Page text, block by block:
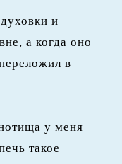
и
а когда оно
в
у меня
такое